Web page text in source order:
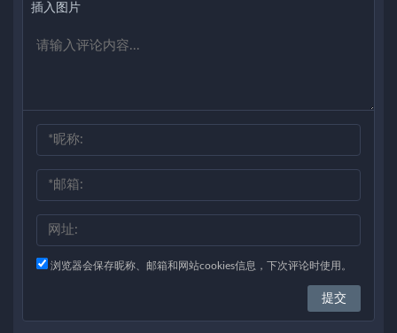
插入图片
浏览器会保存昵称、邮箱和网站cookies信息，下次评论时使用。